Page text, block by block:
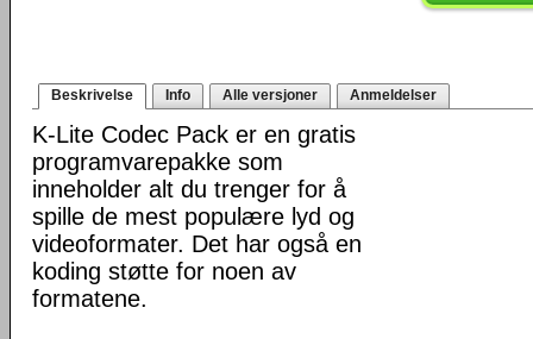
Beskrivelse Info Alle versjoner Anmeldelser
K-Lite Codec Pack er en gratis
programvarepakke som
inneholder alt du trenger for å
spille de mest populære lyd og
videoformater. Det har også en
koding støtte for noen av
formatene.